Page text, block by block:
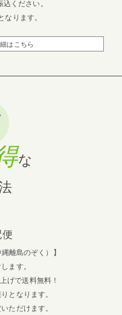
ください。
ります。
はこちら
な
離島のぞく）】
ます。
げで送料無料！
となります。
ただけます。